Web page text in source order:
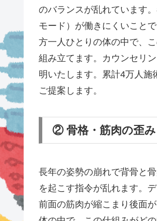
のバランスが乱れています
モード）が働きにくいこと
方一人ひとりの体の中で、
組み立てます。カウンセリ
明いたします。累計4万人施
ご提案します。
② 骨格・筋肉の歪み
長年の姿勢の崩れで背骨と
を起こす指令が乱れます。
前面の筋肉が縮こまり後面